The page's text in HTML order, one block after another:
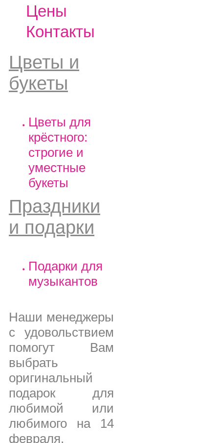
Цены
Контакты
Цветы и
букеты
Цветы для
крёстного:
строгие и
уместные
букеты
Праздники
и подарки
Подарки для
музыкантов
Наши менеджеры
с удовольствием
помогут Вам
выбрать
оригинальный
подарок для
любимой или
любимого на 14
февраля,